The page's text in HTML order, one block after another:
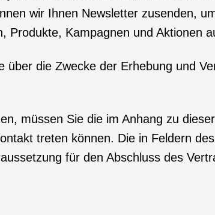
wir Ihnen Newsletter zusenden,
Produkte, Kampagnen und Aktionen
über die Zwecke der Erhebung und
müssen Sie die im Anhang zu
treten können. Die in Feldern
für den Abschluss des